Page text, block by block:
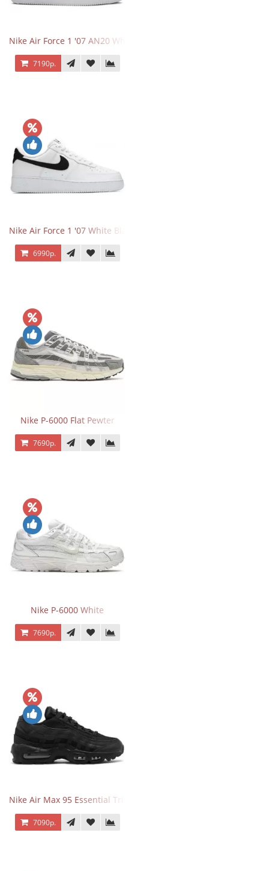
Nike Air Force 1 '07 AN20 White Black
7190р.
Nike Air Force 1 '07 White Black
6990р.
Nike P-6000 Flat Pewter
7690р.
Nike P-6000 White
7690р.
Nike Air Max 95 Essential Triple Black
7090р.